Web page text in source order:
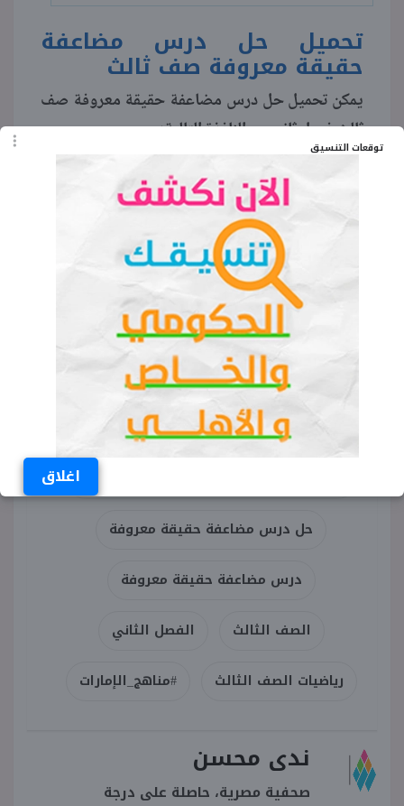
توقعات التنسيق
اغلاق
تحميل حل درس مضاعفة
حقيقة معروفة صف ثالث
يمكن تحميل حل درس مضاعفة حقيقة معروفة صف
ثالث فصل ثاني من النافذة التالية:
الكلمات المفتاحية
حل درس مضاعفة حقيقة معروفة صف ثالث
حل درس مضاعفة حقيقة معروفة
درس مضاعفة حقيقة معروفة
الصف الثالث الفصل الثاني
رياضيات الصف الثالث #مناهج_الإمارات
ندى محسن
صحفية مصرية، حاصلة على درجة